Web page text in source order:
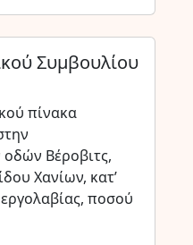
Συμβουλίου
πίνακα
Βέροβιτς,
Χανίων, κατ’
ποσού